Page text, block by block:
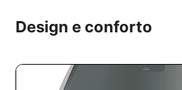
Design e conforto